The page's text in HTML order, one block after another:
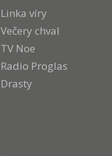
Linka víry
Večery chval
TV Noe
Radio Proglas
Drasty